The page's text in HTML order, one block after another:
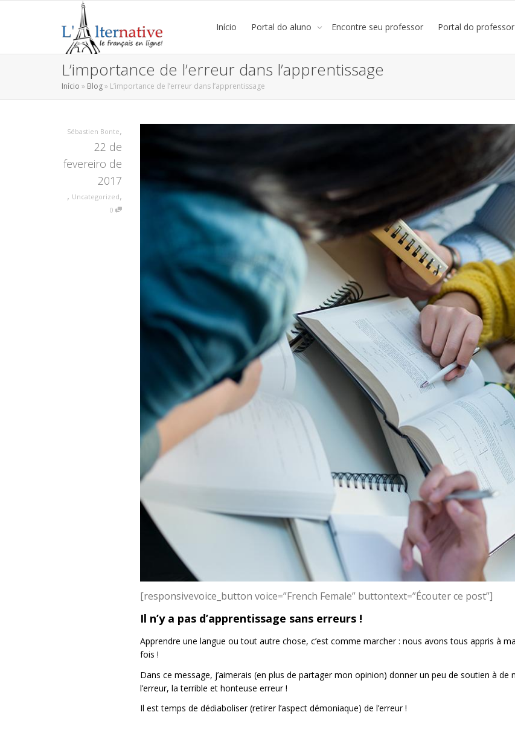
Início Portal do aluno Encontre seu professor Portal do professor
L’importance de l’erreur dans l’apprentissage
Início » Blog» L’importance de l’erreur dans l’apprentissage
Sébastien Bonte,
22 de
fevereiro de
2017
, Uncategorized,
0
[responsivevoice_button voice=”French Female” buttontext=”Écouter ce post”]
Il n’y a pas d’apprentissage sans erreurs !
Apprendre une langue ou tout autre chose, c’est comme marcher : nous avons tous appris à
fois !
Dans ce message, j’aimerais (en plus de partager mon opinion) donner un peu de soutien à
l’erreur, la terrible et honteuse erreur !
Il est temps de dédiaboliser (retirer l’aspect démoniaque) de l’erreur !